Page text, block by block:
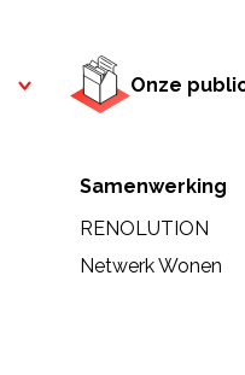
Onze
Samenwerking
RENOLUTION
Netwerk Wonen